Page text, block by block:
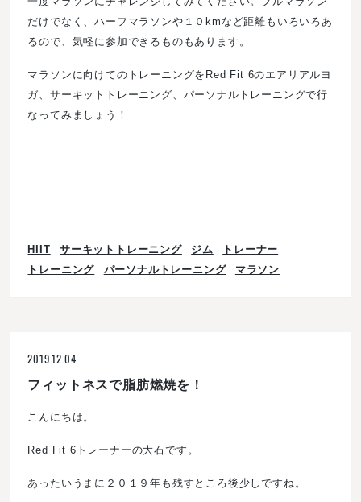
だけでなく、ハーフマラソンや１０kmなど距離もいろいろあ
るので、気軽に参加できるものもあります。
マラソンに向けてのトレーニングをRed Fit 6のエアリアルヨ
ガ、サーキットトレーニング、パーソナルトレーニングで行
なってみましょう！
HIIT サーキットトレーニング ジム
トレーナー
トレーニング
パーソナルトレーニング マラソン
2019.12.04
フィットネスで脂肪燃焼を！
こんにちは。
Red Fit 6トレーナーの大石です。
あったいうまに２０１９年も残すところ後少しですね。